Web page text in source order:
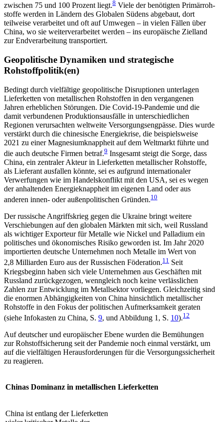
zwischen 75 und 100 Prozent liegt.8 Viele der benötigten Primär­roh­
stoffe werden in Ländern des Globalen Südens ab­gebaut, dort
teilweise verarbeitet und oft auf Um­wegen – in vielen Fällen über
China, wo sie weiter­verarbeitet werden – ins europäische Zielland
zur Endverarbeitung transportiert.
Geopolitische Dynamiken und strategische
Rohstoffpolitik(en)
Bedingt durch vielfältige geopolitische Disruptionen unterlagen
Lieferketten von metallischen Rohstoffen in den vergangenen
Jahren erheblichen Störungen. Die Covid‑19-Pandemie und die
damit verbundenen Produktionsausfälle in unterschiedlichen
Regionen verursachten weltweite Versorgungsengpässe. Dies wurde
verstärkt durch die chinesische Energiekrise, die beispielsweise
2021 zu einer Magnesiumknappheit auf dem Weltmarkt führte und
die auch deutsche Firmen betraf.9 Insgesamt steigt die Sorge, dass
China, ein zentraler Akteur in Lieferketten metallischer Roh­stoffe,
als Lieferant ausfallen könnte, sei es aufgrund internationaler
Verwerfungen wie im Handelskonflikt mit den USA, sei es wegen
der anhaltenden Energieknappheit im eigenen Land oder aus
anderen innen- oder außenpolitischen Gründen.10
Der russische Angriffskrieg gegen die Ukraine bringt weitere
Verschiebungen auf den globalen Märkten mit sich, weil Russland
als wichtiger Exporteur für Metalle wie Nickel und Palladium ein
politisches und ökonomisches Risiko geworden ist. Im Jahr 2020
im­portierten deutsche Unternehmen noch Metalle im Wert von
2,8 Milliarden Euro aus der Russischen Föde­ration.11 Seit
Kriegsbeginn haben sich viele Unter­nehmen aus Geschäften mit
Russland zurückgezogen, wenngleich noch keine verlässlichen
Zahlen zur Ent­wicklung im Metallsektor vorliegen. Gleichzeitig sind
die enormen Abhän­gigkeiten von China hinsichtlich metallischer
Rohstoffe in den Fokus der politischen Aufmerksamkeit geraten
(siehe Infokasten zu China, S. 9, und Abbildung 1, S. 10).12
Auf deutscher und europäischer Ebene wurden die Bemühungen
zur Rohstoffsicherung seit der Pandemie noch einmal verstärkt, um
auf die vielfältigen Herausforderungen für die Versorgungssicherheit
zu reagieren.
Chinas Dominanz in metallischen Lieferketten
China ist entlang der Lieferketten